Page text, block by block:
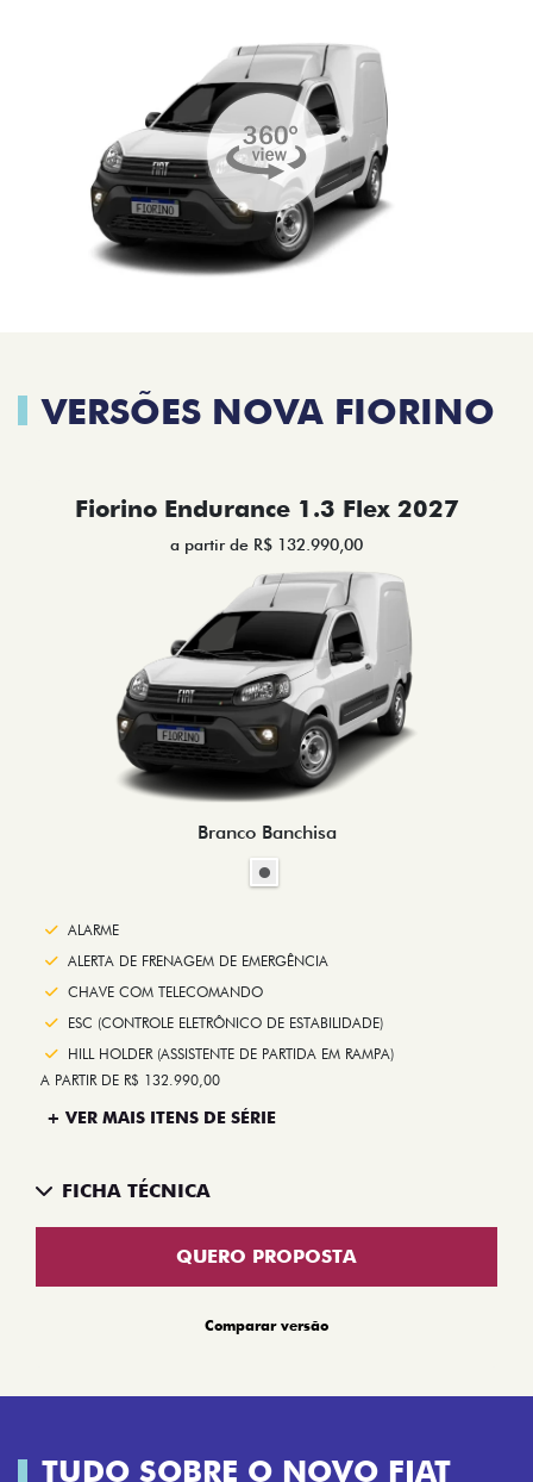
VERSÕES NOVA FIORINO
Fiorino Endurance 1.3 Flex 2027
a partir de R$ 132.990,00
Branco Banchisa
ALARME
ALERTA DE FRENAGEM DE EMERGÊNCIA
CHAVE COM TELECOMANDO
ESC (CONTROLE ELETRÔNICO DE ESTABILIDADE)
HILL HOLDER (ASSISTENTE DE PARTIDA EM RAMPA)
A PARTIR DE R$ 132.990,00
+ VER MAIS ITENS DE SÉRIE
FICHA TÉCNICA
QUERO PROPOSTA
Comparar versão
TUDO SOBRE O NOVO FIAT